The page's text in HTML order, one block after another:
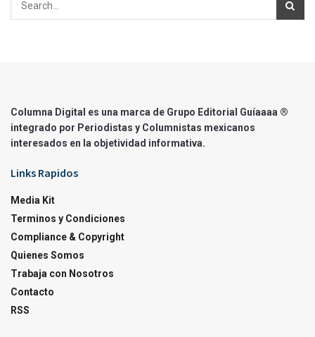
Columna Digital es una marca de Grupo Editorial Guíaaaa ®
integrado por Periodistas y Columnistas mexicanos
interesados en la objetividad informativa.
Links Rapidos
Media Kit
Terminos y Condiciones
Compliance & Copyright
Quienes Somos
Trabaja con Nosotros
Contacto
RSS